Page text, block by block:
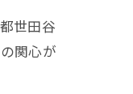
世田谷
関心が